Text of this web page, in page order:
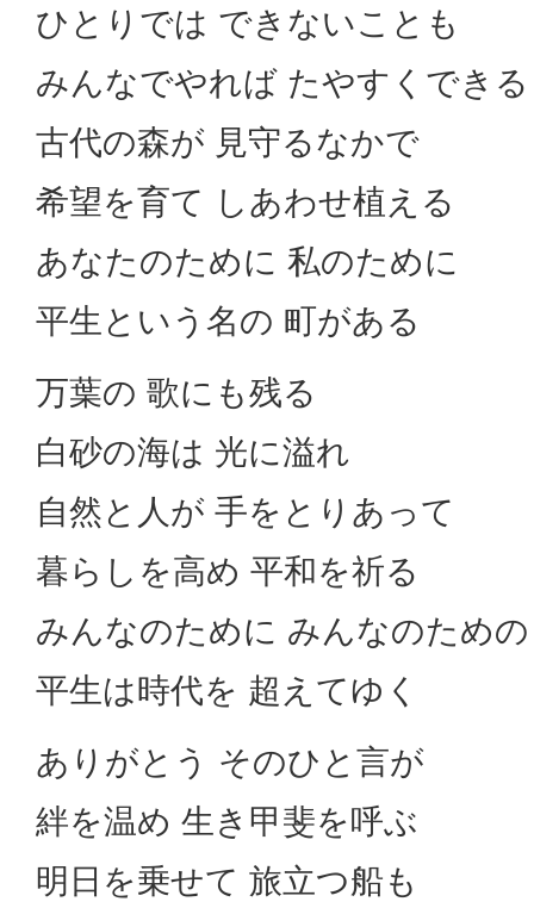
ひとりでは できないことも
みんなでやれば たやすくできる
古代の森が 見守るなかで
希望を育て しあわせ植える
あなたのために 私のために
平生という名の 町がある
万葉の 歌にも残る
白砂の海は 光に溢れ
自然と人が 手をとりあって
暮らしを高め 平和を祈る
みんなのために みんなのための
平生は時代を 超えてゆく
ありがとう そのひと言が
絆を温め 生き甲斐を呼ぶ
明日を乗せて 旅立つ船も